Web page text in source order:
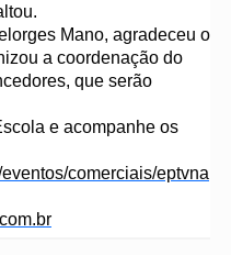
Mano, agradeceu o
a coordenação do
que serão
e acompanhe os
comerciais/eptvna